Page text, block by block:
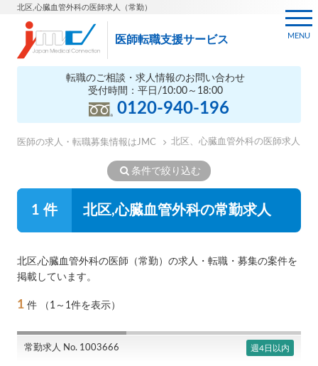
北区,心臓血管外科の医師求人（常勤）
医師転職支援サービス
転職のご相談・求人情報のお問い合わせ
受付時間：平日/10:00～18:00
0120-940-196
MENU
医師の求人・転職募集情報はJMC 北区、心臓血管外科の医師求人
条件で絞り込む
1 件 北区,心臓血管外科の常勤求人
北区,心臓血管外科の医師（常勤）の求人・転職・募集の案件を
掲載しています。
1 件 （1～1件を表示）
常勤求人 No. 1003666 週4日以内